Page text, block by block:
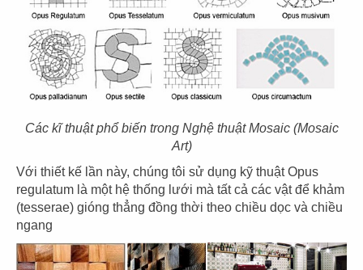
Các kĩ thuật phổ biến trong Nghệ thuật Mosaic (Mosaic
Art)
Với thiết kế lần này, chúng tôi sử dụng kỹ thuật Opus
regulatum là một hệ thống lưới mà tất cả các vật để khảm
(tesserae) gióng thẳng đồng thời theo chiều dọc và chiều
ngang
EL GAUCHO BOTEJYU
BOTEJYU
CN Vincom Đồng Khởi, Quận 1
BOTEJYU
CN Crescent Mall - Q.7